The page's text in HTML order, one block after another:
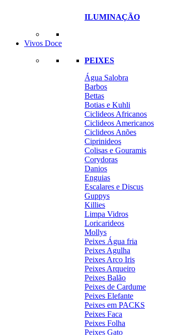
ILUMINAÇÃO
Vivos Doce
PEIXES
Água Salobra
Barbos
Bettas
Botias e Kuhli
Ciclideos Africanos
Ciclideos Americanos
Ciclideos Anões
Ciprinideos
Colisas e Gouramis
Corydoras
Danios
Enguias
Escalares e Discus
Guppys
Killies
Limpa Vidros
Loricarideos
Mollys
Peixes Água fria
Peixes Agulha
Peixes Arco Iris
Peixes Arqueiro
Peixes Balão
Peixes de Cardume
Peixes Elefante
Peixes em PACKS
Peixes Faca
Peixes Folha
Peixes Gato